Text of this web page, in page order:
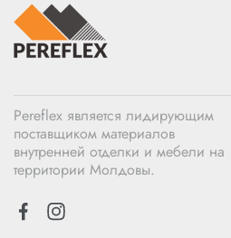
Pereflex является лидирующим
поставщиком материалов
внутренней отделки и мебели на
территории Молдовы.